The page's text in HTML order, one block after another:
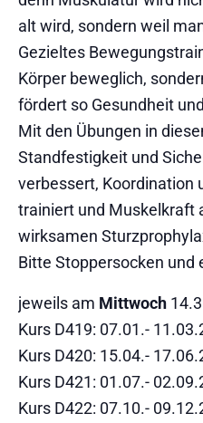
alt wird, sondern weil
Gezieltes
Körper beweglich,
fördert so Gesundheit
Mit den Übungen in
Standfestigkeit und
verbessert, Koordination
trainiert und Muskelkraft
wirksamen
Bitte Stoppersocken und
jeweils am Mittwoch
Kurs D419: 07.01.-
Kurs D420: 15.04.-
Kurs D421: 01.07.-
Kurs D422: 07.10.-